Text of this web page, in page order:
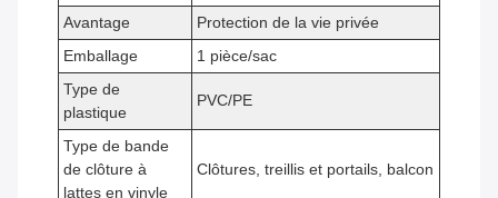
Avantage
Protection de la vie privée
Emballage
1 pièce/sac
Type de
plastique
PVC/PE
Type de bande
de clôture à
lattes en vinyle
Clôtures, treillis et portails, balcon